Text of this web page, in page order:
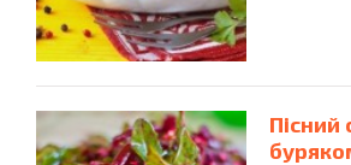
Пісний